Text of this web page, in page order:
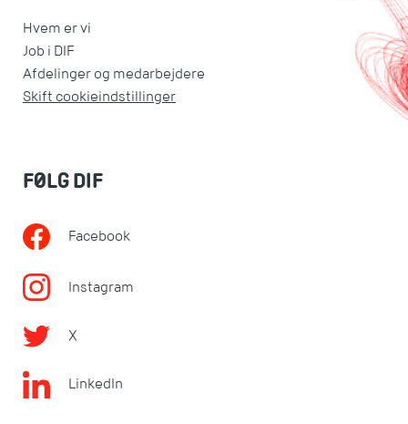
Hvem er vi
Job i DIF
Afdelinger og medarbejdere
Skift cookieindstillinger
FØLG DIF
Facebook
Instagram
X
LinkedIn